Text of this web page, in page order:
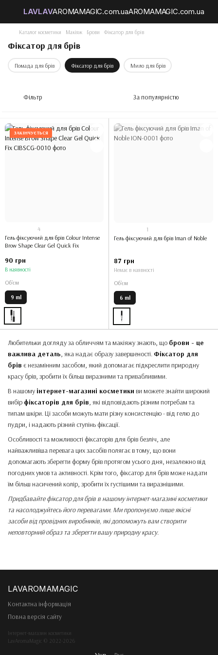
Каталог косметики Макіяж Брови Фіксатор для брів
Фіксатор для брів
Помада для брів Фіксатор для брів Мило для брів
Фільтр За популярністю
ЗАКІНЧУЄТЬСЯ
4
Гель фіксуючий для брів Colour Intense
Brow Shape Clear Gel Quick Fix
90 грн
В наявності
Обʼєм
9 ml
1
Гель фіксуючий для брів Iman of Noble
87 грн
Немає в наявності
Обʼєм
6 ml
Любительки догляду за обличчям та макіяжу знають, що брови - це
важлива деталь, яка надає образу завершеності. Фіксатор для
брів є незамінним засобом, який допомагає підкреслити природну
красу брів, зробити їх більш виразними та привабливими.
В нашому інтернет-магазині косметики ви можете знайти широкий
вибір фіксаторів для брів, які відповідають різним потребам та
типам шкіри. Ці засоби можуть мати різну консистенцію - від гелю до
пудри, і надають різний ступінь фіксації.
Особливості та можливості фіксаторів для брів безліч, але
найважливіша перевага цих засобів полягає в тому, що вони
допомагають зберегти форму брів протягом усього дня, незалежно від
погодних умов та активності. Крім того, фіксатор для брів може надати
їм більш насичений колір, зробити їх густішими та виразнішими.
Придбавайте фіксатор для брів в нашому інтернет-магазині косметики
та насолоджуйтесь його перевагами. Ми пропонуємо лише якісні
засоби від провідних виробників, які допоможуть вам створити
неповторний образ та зберегти вашу природну красу.
Контактна інформація
Повна версія сайту
Інтернет-магазин косметики
LavAromaMagic © 2022-2026